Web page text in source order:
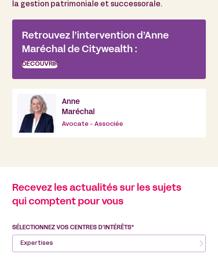
la gestion patrimoniale et successorale.
Retrouvez l’intervention d’Anne
Maréchal de Citywealth :
DÉCOUVRIR
Anne
Maréchal
Avocate - Associée
Recevez les actualités sur les sujets
qui comptent pour vous
SÉLECTIONNEZ VOS CENTRES D’INTÉRÊTS*
Expertises